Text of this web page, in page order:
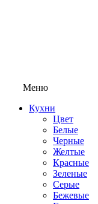
Меню
Кухни
Цвет
Белые
Черные
Желтые
Красные
Зеленые
Серые
Бежевые